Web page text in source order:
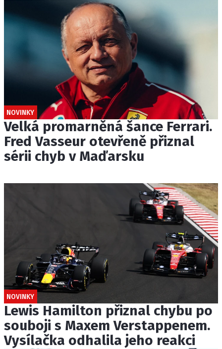
NOVINKY
Velká promarněná šance Ferrari.
Fred Vasseur otevřeně přiznal
sérii chyb v Maďarsku
NOVINKY
Lewis Hamilton přiznal chybu po
souboji s Maxem Verstappenem.
Vysílačka odhalila jeho reakci